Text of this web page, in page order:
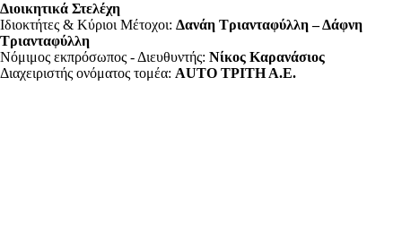
Διοικητικά Στελέχη
Ιδιοκτήτες & Κύριοι Μέτοχοι: Δανάη Τριανταφύλλη – Δάφνη
Τριανταφύλλη
Νόμιμος εκπρόσωπος - Διευθυντής: Νίκος Καρανάσιος
Διαχειριστής ονόματος τομέα: ΑUTO ΤΡΙΤΗ Α.Ε.